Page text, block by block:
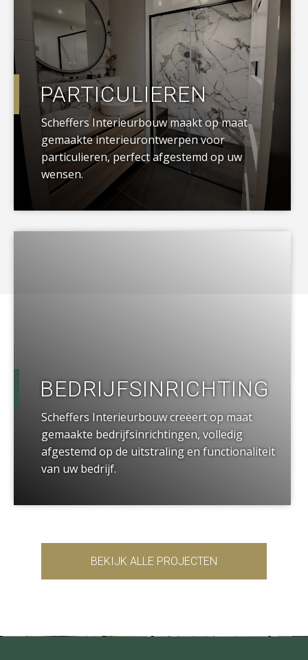
PARTICULIEREN
Scheffers Interieurbouw maakt op maat
gemaakte interieurontwerpen voor
particulieren, perfect afgestemd op uw
wensen.
BEDRIJFSINRICHTING
Scheffers Interieurbouw creëert op maat
gemaakte bedrijfsinrichtingen, volledig
afgestemd op de uitstraling en functionaliteit
van uw bedrijf.
BEKIJK ALLE PROJECTEN